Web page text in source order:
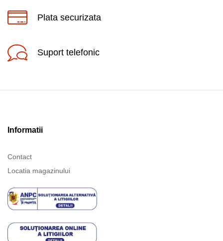
Plata securizata
Suport telefonic
Informatii
Contact
Locatia magazinului